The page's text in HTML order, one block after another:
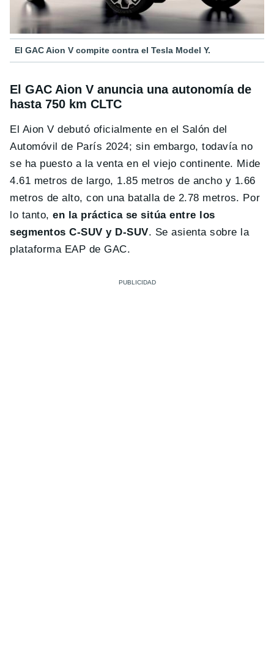
El GAC Aion V compite contra el Tesla Model Y.
El GAC Aion V anuncia una autonomía de
hasta 750 km CLTC
El Aion V debutó oficialmente en el Salón del
Automóvil de París 2024; sin embargo, todavía no
se ha puesto a la venta en el viejo continente. Mide
4.61 metros de largo, 1.85 metros de ancho y 1.66
metros de alto, con una batalla de 2.78 metros. Por
lo tanto,en la práctica se sitúa entre los
segmentos C-SUV y D-SUV. Se asienta sobre la
plataforma EAP de GAC.